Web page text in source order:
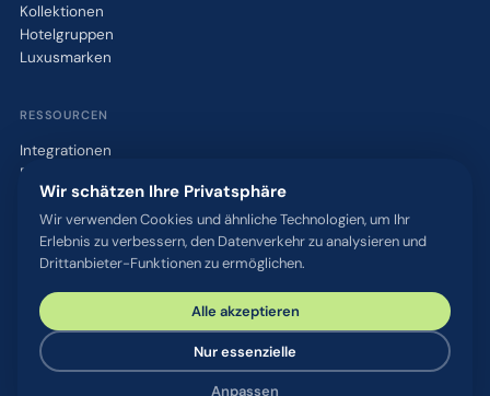
Kollektionen
Hotelgruppen
Luxusmarken
RESSOURCEN
Integrationen
Blog
Glossar
WhatsApp QR-Tool
Kontakt
© 2026 chatlyn GmbH. Alle Rechte vorbehalten.
Impressum
Sicherheit & Compliance
Cookie-Einstellungen
Wir schätzen Ihre Privatsphäre
Wir verwenden Cookies und ähnliche Technologien, um Ihr
Erlebnis zu verbessern, den Datenverkehr zu analysieren und
Drittanbieter-Funktionen zu ermöglichen.
Alle akzeptieren
Nur essenzielle
Anpassen